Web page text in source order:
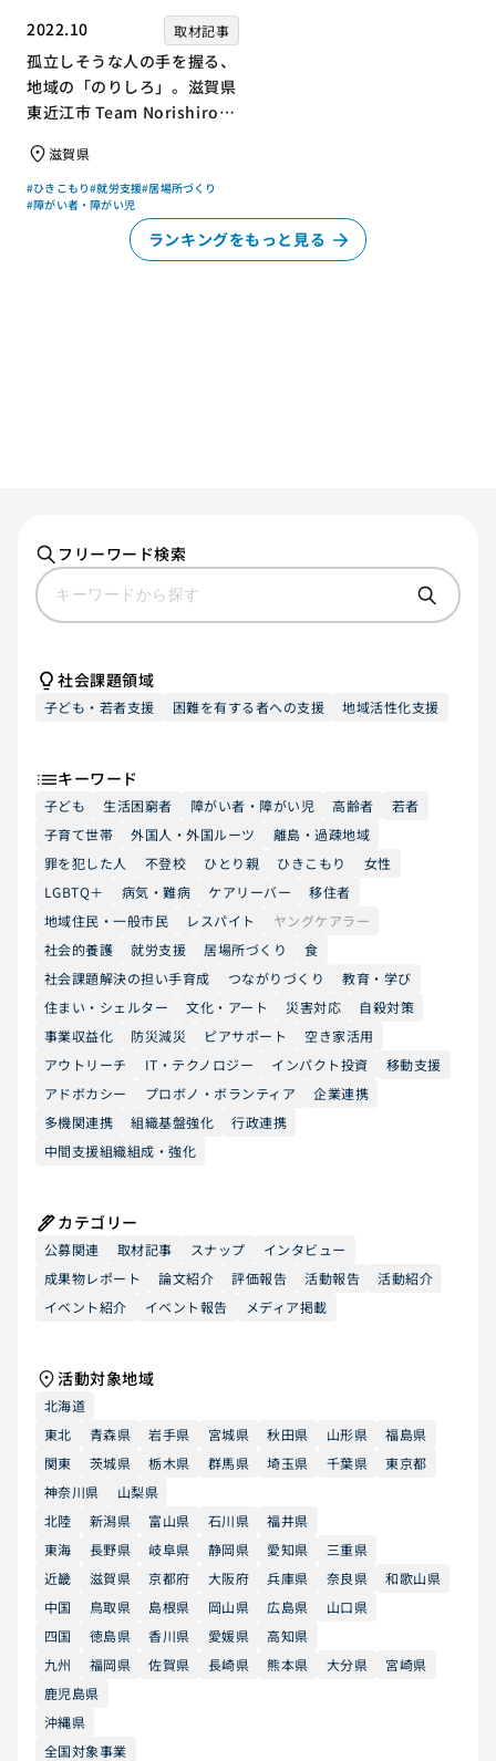
2022.10 取材記事
孤立しそうな人の手を握る、
地域の「のりしろ」。滋賀県
東近江市 Team Norishiroの
滋賀県
#ひきこもり#就労支援#居場所づくり
#障がい者・障がい児
ランキングをもっと見る
フリーワード検索
社会課題領域
子ども・若者支援 困難を有する者への支援 地域活性化支援
キーワード
子ども 生活困窮者 障がい者・障がい児 高齢者
若者
子育て世帯
外国人・外国ルーツ
離島・過疎地域
罪を犯した人
不登校 ひとり親 ひきこもり
女性
LGBTQ＋
病気・難病 ケアリーバー
移住者
地域住民・一般市民
レスパイト
ヤングケアラー
社会的養護
就労支援 居場所づくり
食
社会課題解決の担い手育成
つながりづくり
教育・学び
住まい・シェルター
文化・アート 災害対応
自殺対策
事業収益化
防災減災 ピアサポート
空き家活用
アウトリーチ
IT・テクノロジー インパクト投資
移動支援
アドボカシー
プロボノ・ボランティア
企業連携
多機関連携
組織基盤強化
行政連携
中間支援組織組成・強化
カテゴリー
公募関連 取材記事 スナップ
インタビュー
成果物レポート
論文紹介 評価報告 活動報告
活動紹介
イベント紹介
イベント報告 メディア掲載
活動対象地域
北海道
東北
青森県 岩手県 宮城県 秋田県 山形県
福島県
関東
茨城県 栃木県 群馬県 埼玉県 千葉県
東京都
神奈川県
山梨県
北陸
新潟県 富山県 石川県
福井県
東海
長野県 岐阜県 静岡県 愛知県
三重県
近畿
滋賀県 京都府 大阪府 兵庫県 奈良県
和歌山県
中国
鳥取県 島根県 岡山県 広島県
山口県
四国
徳島県 香川県 愛媛県
高知県
九州
福岡県 佐賀県 長崎県 熊本県 大分県
宮崎県
鹿児島県
沖縄県
全国対象事業